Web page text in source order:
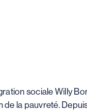
sociale Willy
de la pauvreté.